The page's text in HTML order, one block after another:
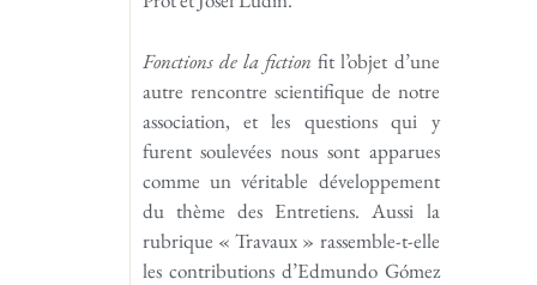
Fonctions de la fiction fit l’objet d’une
autre rencontre scientifique de notre
association, et les questions qui y
furent soulevées nous sont apparues
comme un véritable développement
du thème des Entretiens. Aussi la
rubrique « Travaux » rassemble-t-elle
les contributions d’Edmundo Gómez